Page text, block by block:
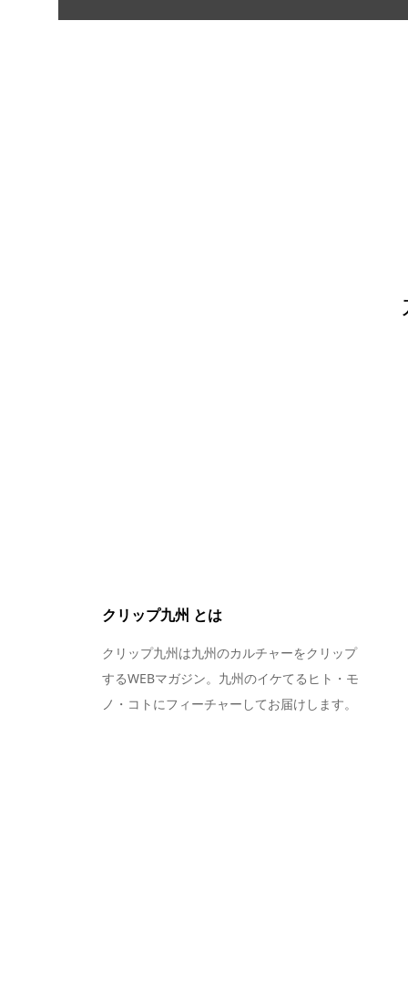
クリップ九州 とは
クリップ九州は九州のカルチャーをクリップ
するWEBマガジン。九州のイケてるヒト・モ
ノ・コトにフィーチャーしてお届けします。